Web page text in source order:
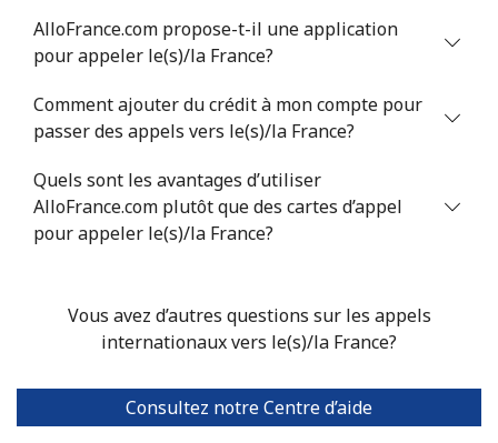
AlloFrance.com propose-t-il une application
pour appeler le(s)/la France?
Comment ajouter du crédit à mon compte pour
passer des appels vers le(s)/la France?
Quels sont les avantages d’utiliser
AlloFrance.com plutôt que des cartes d’appel
pour appeler le(s)/la France?
Vous avez d’autres questions sur les appels
internationaux vers le(s)/la France?
Consultez notre Centre d’aide